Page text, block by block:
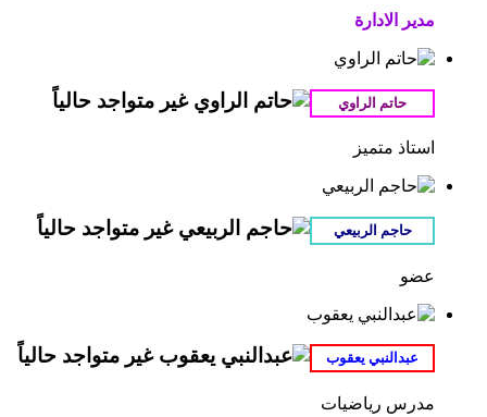
مدير الادارة
استاذ متميز
عضو
مدرس رياضيات